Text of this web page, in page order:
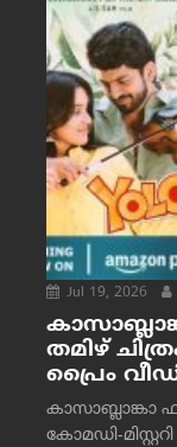
Jul 19, 2026
തമിഴ്
പ്രൈം
കാസാബ്ലാങ്കാ
കോമഡി-മിസ്റ്ററി